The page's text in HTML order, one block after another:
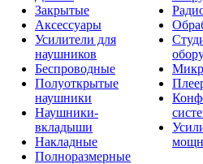
Закрытые
Аксессуары
Усилители для
наушников
Беспроводные
Полуоткрытые
наушники
Наушники-
вкладыши
Накладные
Полноразмерные